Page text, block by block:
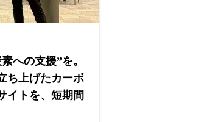
への支援”を。
ち上げたカーボ
イトを、短期間